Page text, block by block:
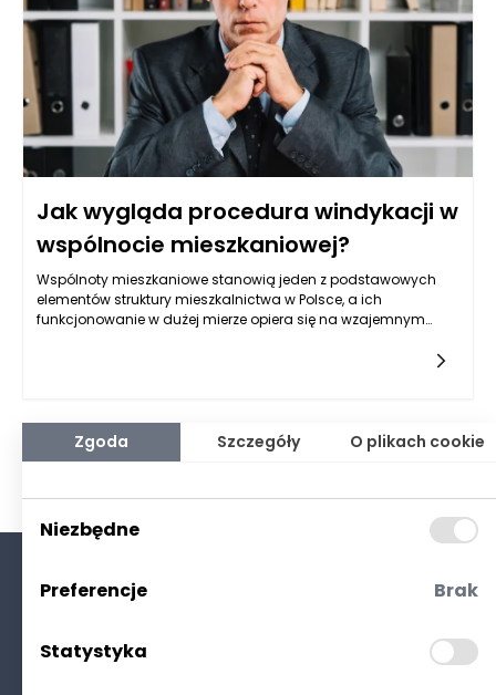
Jak wygląda procedura windykacji w
wspólnocie mieszkaniowej?
Wspólnoty mieszkaniowe stanowią jeden z podstawowych
elementów struktury mieszkalnictwa w Polsce, a ich
funkcjonowanie w dużej mierze opiera się na wzajemnym
przypadkach konieczne staje się wdrożenie procedury
windykacji. To skomplikowany i często długotrwały proces,
który wymaga znajomości przepisów prawa oraz cierpliwego
Polityka prywatności
Zgoda Szczegóły O plikach cookie
Niezbędne
Preferencje Brak
Statystyka